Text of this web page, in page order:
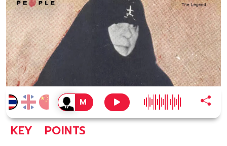
KEY POINTS